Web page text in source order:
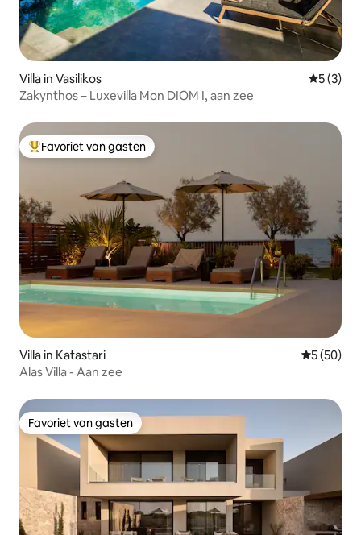
Villa in Vasilikos
5 (3)
Zakynthos – Luxevilla Mon DIOM I, aan zee
Topfavoriet van gasten
Favoriet van gasten
Villa in Katastari
5 (50)
Alas Villa - Aan zee
Favoriet van gasten
Favoriet van gasten